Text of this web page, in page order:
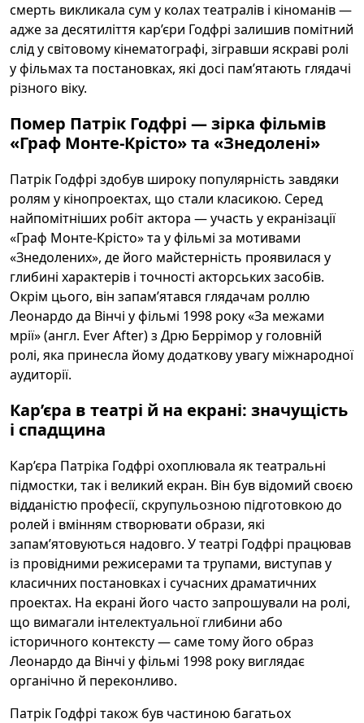
смерть викликала сум у колах театралів і кіноманів —
адже за десятиліття кар’єри Годфрі залишив помітний
слід у світовому кінематографі, зігравши яскраві ролі
у фільмах та постановках, які досі пам’ятають глядачі
різного віку.
Помер Патрік Годфрі — зірка фільмів
«Граф Монте-Крісто» та «Знедолені»
Патрік Годфрі здобув широку популярність завдяки
ролям у кінопроектах, що стали класикою. Серед
найпомітніших робіт актора — участь у екранізації
«Граф Монте-Крісто» та у фільмі за мотивами
«Знедолених», де його майстерність проявилася у
глибині характерів і точності акторських засобів.
Окрім цього, він запам’ятався глядачам роллю
Леонардо да Вінчі у фільмі 1998 року «За межами
мрії» (англ. Ever After) з Дрю Беррімор у головній
ролі, яка принесла йому додаткову увагу міжнародної
аудиторії.
Кар’єра в театрі й на екрані: значущість
і спадщина
Кар’єра Патріка Годфрі охоплювала як театральні
підмостки, так і великий екран. Він був відомий своєю
відданістю професії, скрупульозною підготовкою до
ролей і вмінням створювати образи, які
запам’ятовуються надовго. У театрі Годфрі працював
із провідними режисерами та трупами, виступав у
класичних постановках і сучасних драматичних
проектах. На екрані його часто запрошували на ролі,
що вимагали інтелектуальної глибини або
історичного контексту — саме тому його образ
Леонардо да Вінчі у фільмі 1998 року виглядає
органічно й переконливо.
Патрік Годфрі також був частиною багатьох